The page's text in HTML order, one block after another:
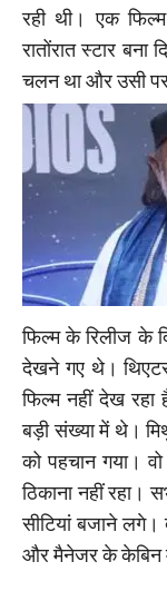
रही थी। एक
रातोंरात स्टार
चलन था और उसी पर
फिल्म के रिलीज के
देखने गए थे।
फिल्म नहीं देख
बड़ी संख्या में थे।
को पहचान गया।
ठिकाना नहीं
सीटियां बजाने
और मैनेजर के केबिन